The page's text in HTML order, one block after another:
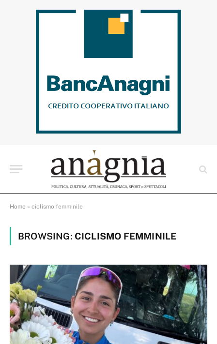
Home » ciclismo femminile
BROWSING: CICLISMO FEMMINILE